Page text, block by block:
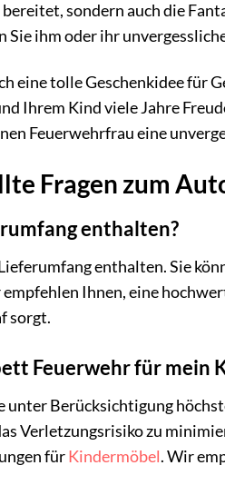
bereitet, sondern auch die
Sie ihm oder ihr
eine tolle Geschenkidee für
Ihrem Kind viele Jahre
Feuerwehrfrau eine
Fragen zum
enthalten?
enthalten. Sie
Ihnen, eine
sorgt.
Feuerwehr für mein
Berücksichtigung
Verletzungsrisiko zu
fürKindermöbel. Wir